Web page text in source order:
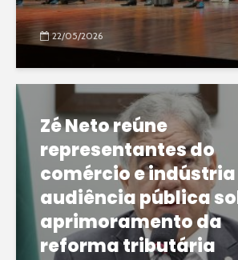
22/05/2026
Zé Neto reúne
representantes do
comércio e indústria
audiência pública
aprimoramento da
reforma tributária